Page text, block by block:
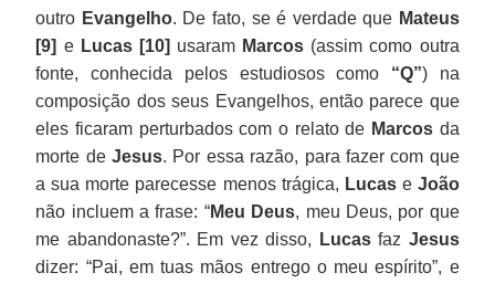
outro Evangelho. De fato, se é verdade que Mateus
[9] e Lucas [10] usaram Marcos (assim como outra
fonte, conhecida pelos estudiosos como “Q”) na
composição dos seus Evangelhos, então parece que
eles ficaram perturbados com o relato de Marcosda
morte deJesus. Por essa razão, para fazer com que
a sua morte parecesse menos trágica, Lucase João
não incluem a frase: “Meu Deus, meu Deus, por que
me abandonaste?”. Em vez disso,
Lucasfaz Jesus
dizer: “Pai, em tuas mãos entrego o meu espírito”, e